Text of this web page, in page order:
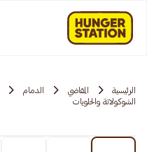
الرئيسية المقاضي الدمام
الشوكولاتة والحلويات